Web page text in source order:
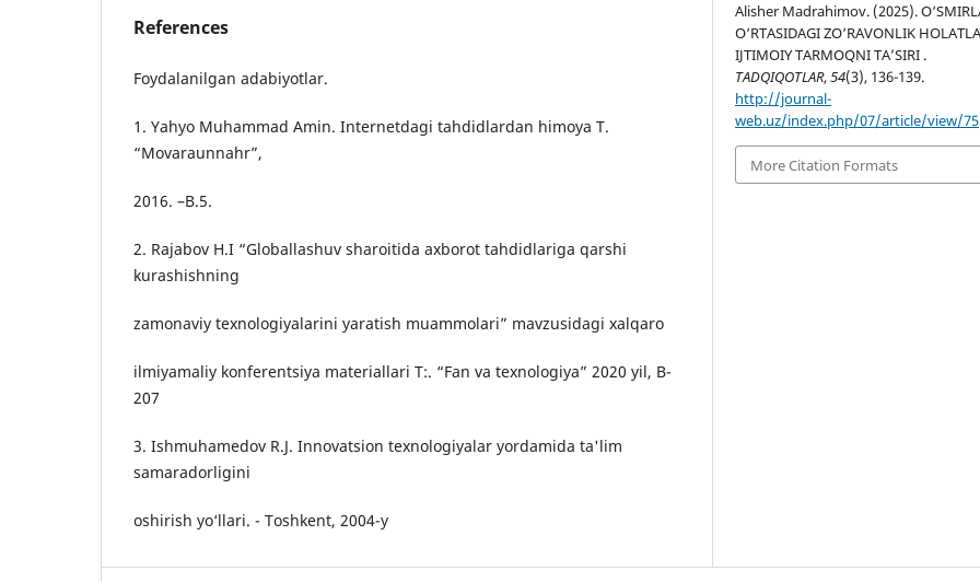
References
Foydalanilgan adabiyotlar.
1. Yahyo Muhammad Amin. Internetdagi tahdidlardan himoya T.
“Movaraunnahr”,
2016. –B.5.
2. Rajabov H.I “Globallashuv sharoitida axborot tahdidlariga qarshi
kurashishning
zamonaviy texnologiyalarini yaratish muammolari” mavzusidagi xalqaro
ilmiyamaliy konferentsiya materiallari T:. “Fan va texnologiya” 2020 yil, B-
207
3. Ishmuhamedov R.J. Innovatsion texnologiyalar yordamida ta'lim
samaradorligini
oshirish yo‘llari. - Toshkent, 2004-y
Alisher Madrahimov. (2025).
O‘RTASIDAGI ZO‘RAVONLIK
IJTIMOIY TARMOQNI TAʼSIRI .
TADQIQOTLAR,54(3), 136-139.
http://journal-
web.uz/index.php/07/article/view/75
More Citation Formats